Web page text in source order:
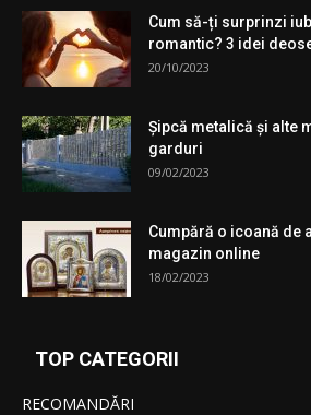
Cum să-ți surprinzi
romantic? 3 idei
20/10/2023
Şipcă metalică şi alte
garduri
09/02/2023
Cumpără o icoană de
magazin online
18/02/2023
TOP CATEGORII
RECOMANDĂRI